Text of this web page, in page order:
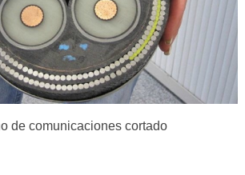
de comunicaciones cortado